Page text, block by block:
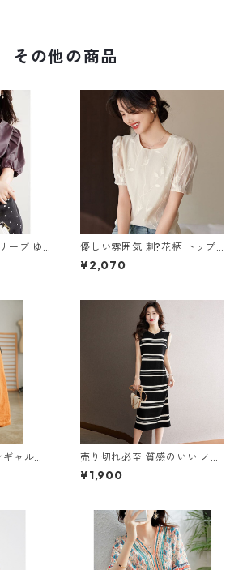
その他の商品
ーブ ゆ
優しい雰囲気 刺?花柄 トップ
ス m-255
¥2,070
ャルド
売り切れ必至 質感のいい ノー
スリーブ ニットワンピース m
-270
¥1,900